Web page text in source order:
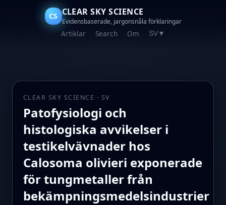
CS CLEAR SKY SCIENCE
Evidensbaserade, jargonsnåla förklaringar
Artiklar Search Om SV ▼
CLEAR SKY SCIENCE · SV
Patofysiologi och
histologiska avvikelser i
testikelvävnader hos
Calosoma olivieri exponerade
för tungmetaller från
bekämpningsmedelsindustrier